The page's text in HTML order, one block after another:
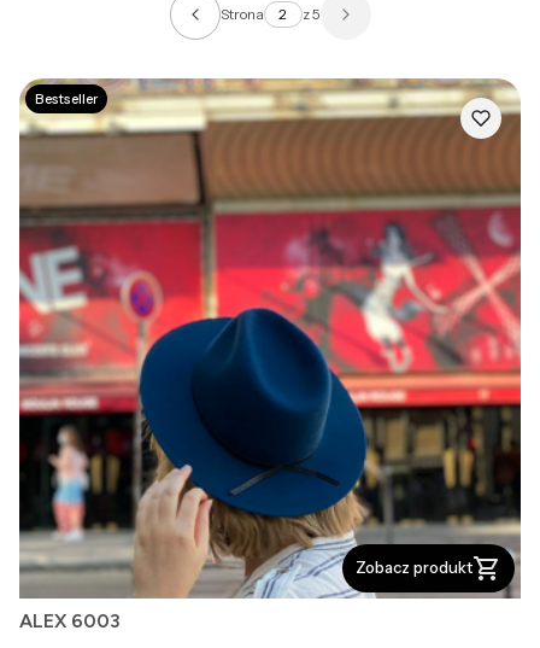
Poprzednie produkty
Strona z 5 Następne produkty
Bestseller
Zobacz produkt
ALEX 6003